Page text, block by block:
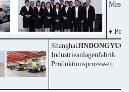
♦
ShanghaiJINDONGYU
Produktionsprozessen.